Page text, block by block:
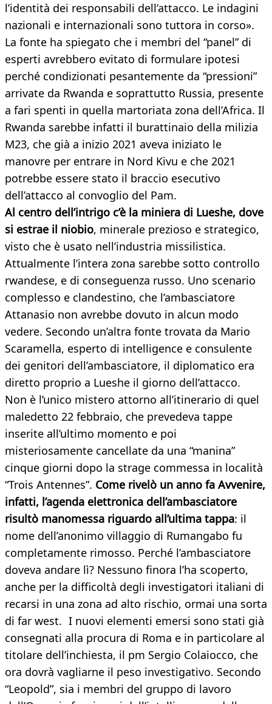
l’identità dei responsabili dell’attacco. Le indagini
nazionali e internazionali sono tuttora in corso».
La fonte ha spiegato che i membri del “panel” di
esperti avrebbero evitato di formulare ipotesi
perché condizionati pesantemente da “pressioni”
arrivate da Rwanda e soprattutto Russia, presente
a fari spenti in quella martoriata zona dell’Africa. Il
Rwanda sarebbe infatti il burattinaio della milizia
M23, che già a inizio 2021 aveva iniziato le
manovre per entrare in Nord Kivu e che 2021
potrebbe essere stato il braccio esecutivo
dell’attacco al convoglio del Pam.
Al centro dell’intrigo c’è la miniera di Lueshe, dove
si estrae il niobio, minerale prezioso e strategico,
visto che è usato nell’industria missilistica.
Attualmente l’intera zona sarebbe sotto controllo
rwandese, e di conseguenza russo. Uno scenario
complesso e clandestino, che l’ambasciatore
Attanasio non avrebbe dovuto in alcun modo
vedere. Secondo un’altra fonte trovata da Mario
Scaramella, esperto di intelligence e consulente
dei genitori dell’ambasciatore, il diplomatico era
diretto proprio a Lueshe il giorno dell’attacco.
Non è l’unico mistero attorno all’itinerario di quel
maledetto 22 febbraio, che prevedeva tappe
inserite all’ultimo momento e poi
misteriosamente cancellate da una “manina”
cinque giorni dopo la strage commessa in località
“Trois Antennes”. Come rivelò un anno fa Avvenire,
infatti, l’agenda elettronica dell’ambasciatore
risultò manomessa riguardo all’ultima tappa: il
nome dell’anonimo villaggio di Rumangabo fu
completamente rimosso. Perché l’ambasciatore
doveva andare lì? Nessuno finora l’ha scoperto,
anche per la difficoltà degli investigatori italiani di
recarsi in una zona ad alto rischio, ormai una sorta
di far west. I nuovi elementi emersi sono stati già
consegnati alla procura di Roma e in particolare al
titolare dell’inchiesta, il pm Sergio Colaiocco, che
ora dovrà vagliarne il peso investigativo. Secondo
“Leopold”, sia i membri del gruppo di lavoro